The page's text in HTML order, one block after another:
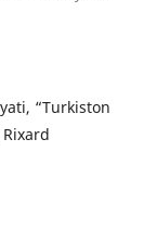
“Turkiston